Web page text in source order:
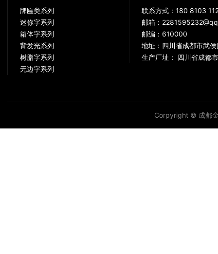
牌匾类系列
迷你字系列
箱体字系列
背发光系列
树脂字系列
无边字系列
联系方式：180 8103
邮箱：
邮编：610000
地址：四川省成都市武
生产厂址： 四川省成都
Corpyright © 成都